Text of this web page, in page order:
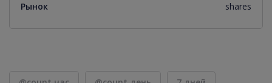
Рынок
shares